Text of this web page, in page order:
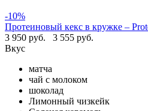
-10%
Протеиновый кекс в кружке –
3 950 руб.
3 555 руб.
Вкус
матча
чай с молоком
шоколад
Лимонный чизкейк